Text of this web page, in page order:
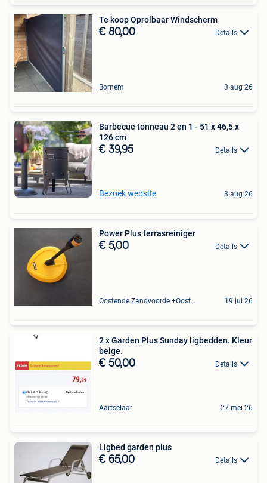
Te koop Oprolbaar Windscherm
€ 80,00 Details
Bornem 3 aug 26
Barbecue tonneau 2 en 1 - 51 x 46,5 x
126 cm
€ 39,95 Details
Bezoek website 3 aug 26
Power Plus terrasreiniger
€ 5,00 Details
Oostende Zandvoorde +Oostende 19 jul 26
2 x Garden Plus Sunday ligbedden. Kleur
beige.
€ 50,00 Details
Aartselaar 27 mei 26
Ligbed garden plus
€ 65,00 Details